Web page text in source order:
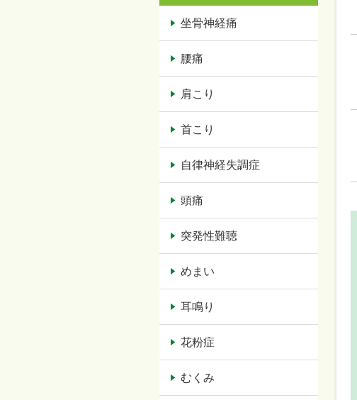
坐骨神経痛
腰痛
肩こり
首こり
自律神経失調症
頭痛
突発性難聴
めまい
耳鳴り
花粉症
むくみ